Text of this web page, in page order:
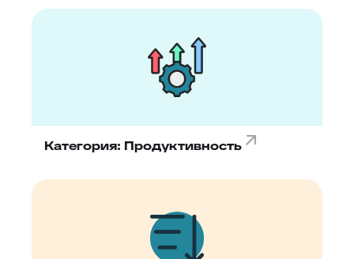
Категория: Продуктивность